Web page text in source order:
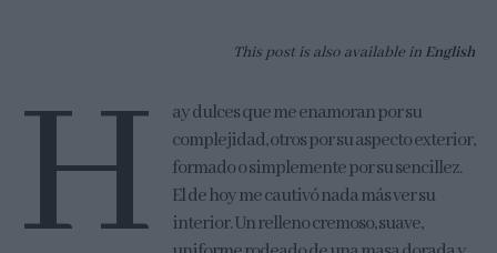
This post is also available in English
H
ay dulces que me enamoran por su
complejidad, otros por su aspecto exterior,
formado o simplemente por su sencillez.
El de hoy me cautivó nada más ver su
interior. Un relleno cremoso, suave,